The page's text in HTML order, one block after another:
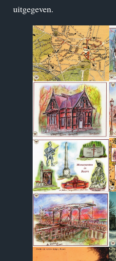
uitgegeven.